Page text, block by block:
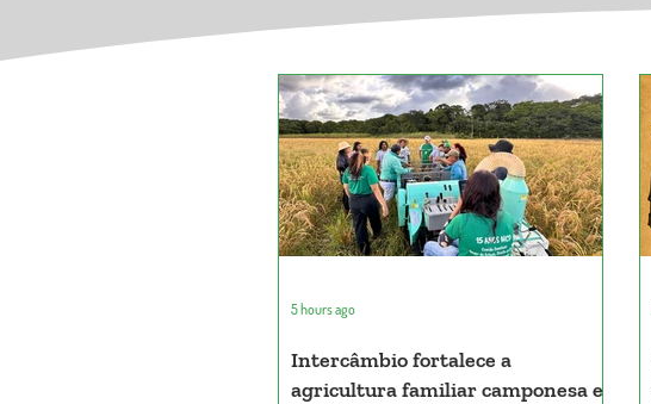
Intercâmbio fortalece a
agricultura familiar camponesa e
5 hours ago